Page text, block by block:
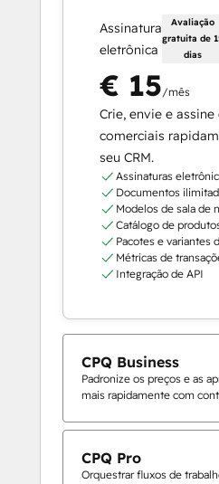
Assinatura
eletrônica
Avaliação
gratuita de
dias
€ 15/mês
Crie, envie e
comerciais
seu CRM.
Assinaturas
Documentos
Modelos de sala de
Catálogo de
Pacotes e variantes
Métricas de
Integração de API
CPQ Business
Padronize os preços e as
mais rapidamente com
CPQ Pro
Orquestrar fluxos de